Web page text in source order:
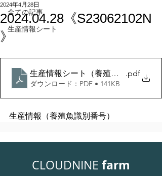
全ての記事
生産情報シート
2024.04.28《S23062102N
》
2024年4月28日
生産情報シート（養殖魚）2024.4.28
.pdf
ダウンロード：PDF • 141KB
生産情報（養殖魚識別番号）
CLOUDNINE farm